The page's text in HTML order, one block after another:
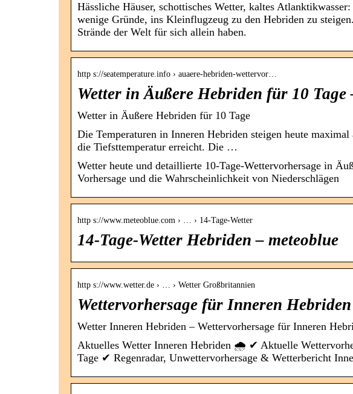
Hässliche Häuser, schottisches Wetter, kaltes
wenige Gründe, ins Kleinflugzeug zu den Hebriden zu
Strände der Welt für sich allein haben.
http s://seatemperature.info › auaere-hebriden-wettervor…
Wetter in Äußere Hebriden für 10 Tage
Wetter in Äußere Hebriden für 10 Tage
Die Temperaturen in Inneren Hebriden steigen heute
die Tiefsttemperatur erreicht. Die …
Wetter heute und detaillierte 10-Tage-Wettervorhersage in
Vorhersage und die Wahrscheinlichkeit von Niederschlägen
http s://www.meteoblue.com › … › 14-Tage-Wetter
14-Tage-Wetter Hebriden – meteoblue
http s://www.wetter.de › … › Wetter Großbritannien
Wettervorhersage für Inneren Hebriden
Wetter Inneren Hebriden – Wettervorhersage für Inneren
Aktuelles Wetter Inneren Hebriden 🌧️ ✔ Aktuelle
Tage ✔ Regenradar, Unwettervorhersage & Wetterbericht